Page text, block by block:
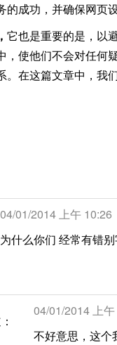
的成功，并确保网页
它也是重要的是，以
，使他们不会对任何
。在这篇文章中，我
04/01/2014 上午 10:26
为什么你们 经常有错
04/01/2014 上
不好意思，这个